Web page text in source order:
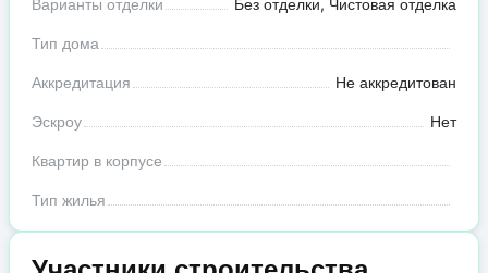
Варианты отделки Без отделки, Чистовая отделка
Тип дома
Аккредитация Не аккредитован
Эскроу Нет
Квартир в корпусе
Тип жилья